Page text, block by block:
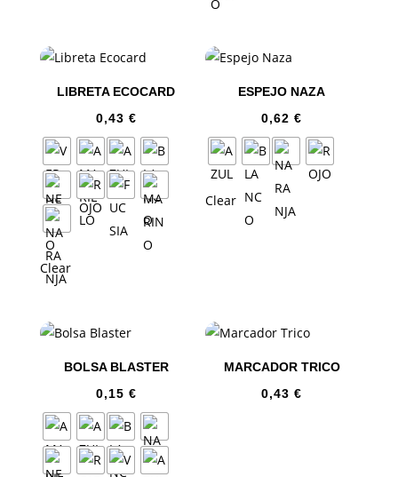
LIBRETA ECOCARD
0,43 €
Clear
ESPEJO NAZA
0,62€
Clear
BOLSA BLASTER
0,15 €
MARCADOR TRICO
0,43€